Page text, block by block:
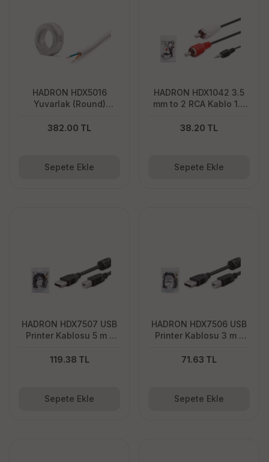
HADRON HDX5016
Yuvarlak (Round)
100 m - Beyaz
382.00 TL
Sepete Ekle
HADRON HDX1042 3.5
mm to 2 RCA Kablo 1.2
38.20 TL
Sepete Ekle
HADRON HDX7507 USB
Printer Kablosu 5 m -
119.38 TL
Sepete Ekle
HADRON HDX7506 USB
Printer Kablosu 3 m -
71.63 TL
Sepete Ekle